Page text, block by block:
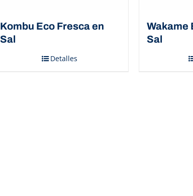
Kombu Eco Fresca en
Sal
Detalles
Wakame
Sal